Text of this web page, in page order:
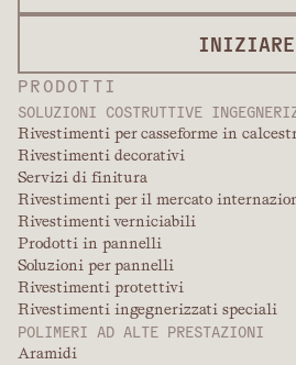
PRODOTTI
SOLUZIONI COSTRUTTIVE
Rivestimenti per casseforme in
Rivestimenti decorativi
Servizi di finitura
Rivestimenti per il mercato
Rivestimenti verniciabili
Prodotti in pannelli
Soluzioni per pannelli
Rivestimenti protettivi
Rivestimenti ingegnerizzati speciali
POLIMERI AD ALTE PRESTAZIONI
Aramidi
INIZIARE